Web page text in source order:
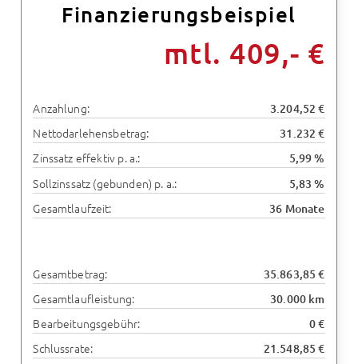
Finanzierungsbeispiel
mtl. 409,- €
Anzahlung: 3.204,52 €
Nettodarlehensbetrag: 31.232 €
Zinssatz effektiv p. a.: 5,99 %
Sollzinssatz (gebunden) p. a.: 5,83 %
Gesamtlaufzeit: 36 Monate
Gesamtbetrag: 35.863,85 €
Gesamtlaufleistung: 30.000 km
Bearbeitungsgebühr: 0 €
Schlussrate: 21.548,85 €